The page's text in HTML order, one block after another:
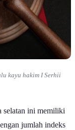
kayu hakim I Serhii
selatan ini memiliki
jumlah indeks